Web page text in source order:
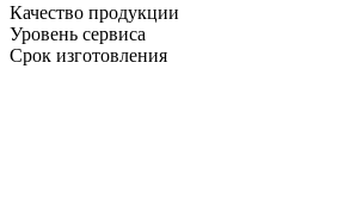
Качество продукции
Уровень сервиса
Срок изготовления